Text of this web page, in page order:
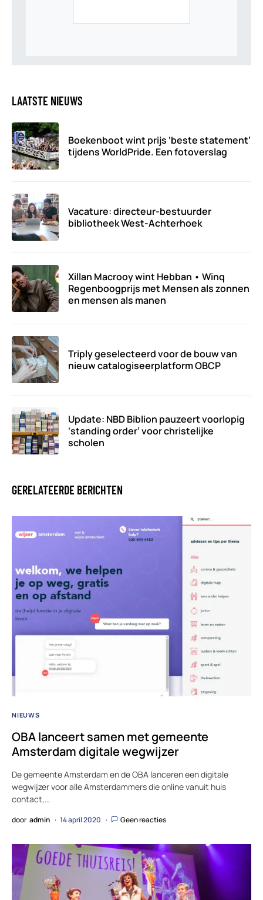
LAATSTE NIEUWS
Boekenboot wint prijs ‘beste statement’
tijdens WorldPride. Een fotoverslag
Vacature: directeur-bestuurder
bibliotheek West-Achterhoek
Xillan Macrooy wint Hebban • Winq
Regenboogprijs met Mensen als zonnen
en mensen als manen
Triply geselecteerd voor de bouw van
nieuw catalogiseerplatform OBCP
Update: NBD Biblion pauzeert voorlopig
‘standing order’ voor christelijke
scholen
GERELATEERDE BERICHTEN
NIEUWS
OBA lanceert samen met gemeente
Amsterdam digitale wegwijzer
De gemeente Amsterdam en de OBA lanceren een digitale
wegwijzer voor alle Amsterdammers die online vanuit huis
contact,…
door admin 14 april 2020 Geen reacties